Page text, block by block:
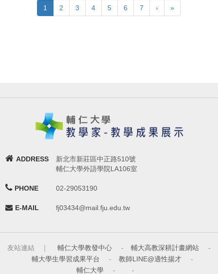
1 2 3 4 5 6 7 › »
ADDRESS
新北市新莊區中正路510號
輔仁大學外語學院LA106室
PHONE 02-29053190
E-MAIL fj03434@mail.fju.edu.tw
友站連結 ｜ 輔仁大學教發中心 - 輔大高教深耕計畫網站
-
輔大學生學習成果平台
- 教師LINE@適性揚才
-
輔仁大學
- -